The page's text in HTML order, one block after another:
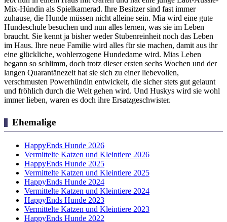
Mix-Hündin als Spielkamerad. Ihre Besitzer sind fast immer
zuhause, die Hunde müssen nicht alleine sein. Mia wird eine gute
Hundeschule besuchen und nun alles lernen, was sie im Leben
braucht. Sie kennt ja bisher weder Stubenreinheit noch das Leben
im Haus. Ihre neue Familie wird alles für sie machen, damit aus ihr
eine glückliche, wohlerzogene Hundedame wird. Mias Leben
begann so schlimm, doch trotz dieser ersten sechs Wochen und der
langen Quarantänezeit hat sie sich zu einer liebevollen,
verschmusten Powerhündin entwickelt, die sicher stets gut gelaunt
und fröhlich durch die Welt gehen wird. Und Huskys wird sie wohl
immer lieben, waren es doch ihre Ersatzgeschwister.
Ehemalige
HappyEnds Hunde 2026
Vermittelte Katzen und Kleintiere 2026
HappyEnds Hunde 2025
Vermittelte Katzen und Kleintiere 2025
HappyEnds Hunde 2024
Vermittelte Katzen und Kleintiere 2024
HappyEnds Hunde 2023
Vermittelte Katzen und Kleintiere 2023
HappyEnds Hunde 2022